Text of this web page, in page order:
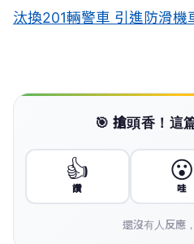
汰換201輛警車 引進防滑機
🎯 搶頭香！這
👍
讚
😮
哇
還沒有人反應